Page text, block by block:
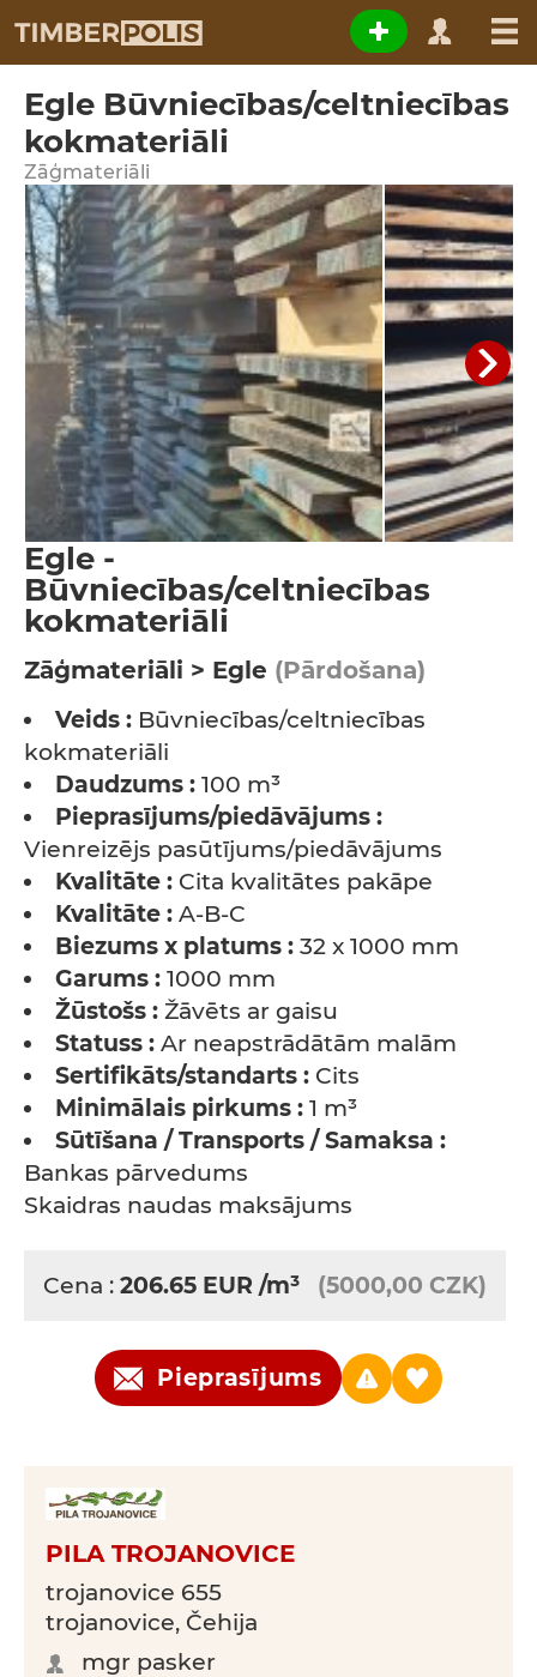
Egle Būvniecības/celtniecības
kokmateriāli
Zāģmateriāli
Egle -
Būvniecības/celtniecības
kokmateriāli
Zāģmateriāli > Egle (Pārdošana)
Veids : Būvniecības/celtniecības
kokmateriāli
Daudzums : 100 m³
Pieprasījums/piedāvājums :
Vienreizējs pasūtījums/piedāvājums
Kvalitāte : Cita kvalitātes pakāpe
Kvalitāte : A-B-C
Biezums x platums : 32 x 1000 mm
Garums : 1000 mm
Žūstošs : Žāvēts ar gaisu
Statuss : Ar neapstrādātām malām
Sertifikāts/standarts : Cits
Minimālais pirkums : 1 m³
Sūtīšana / Transports / Samaksa :
Bankas pārvedums
Skaidras naudas maksājums
Cena : 206.65 EUR /m³ (5000,00 CZK)
Pieprasījums
PILA TROJANOVICE
trojanovice 655
trojanovice, Čehija
mgr pasker